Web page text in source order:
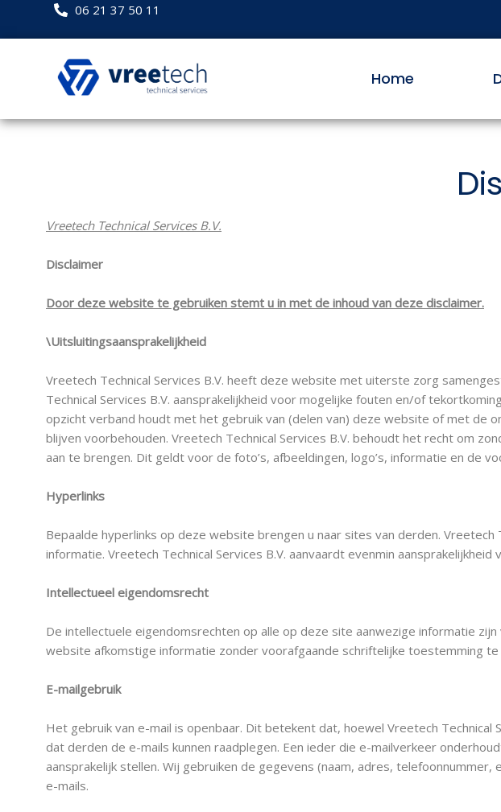
06 21 37 50 11
Home
Vreetech Technical Services B.V.
Disclaimer
Door deze website te gebruiken stemt u in met de inhoud van deze disclaimer.
\Uitsluitingsaansprakelijkheid
Vreetech Technical Services B.V. heeft deze website met uiterste zorg
Technical Services B.V. aansprakelijkheid voor mogelijke fouten en/of
opzicht verband houdt met het gebruik van (delen van) deze website of met de
blijven voorbehouden. Vreetech Technical Services B.V. behoudt het recht om
aan te brengen. Dit geldt voor de foto’s, afbeeldingen, logo’s, informatie en de
Hyperlinks
Bepaalde hyperlinks op deze website brengen u naar sites van derden.
informatie. Vreetech Technical Services B.V. aanvaardt evenmin
Intellectueel eigendomsrecht
De intellectuele eigendomsrechten op alle op deze site aanwezige informatie
website afkomstige informatie zonder voorafgaande schriftelijke toestemming
E-mailgebruik
Het gebruik van e-mail is openbaar. Dit betekent dat, hoewel Vreetech
dat derden de e-mails kunnen raadplegen. Een ieder die e-mailverkeer
aansprakelijk stellen. Wij gebruiken de gegevens (naam, adres,
e-mails.